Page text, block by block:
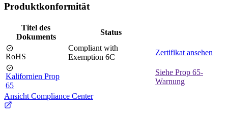
Produktkonformität
Titel des
Dokuments
Status
RoHS
Compliant with
Exemption 6C
Zertifikat ansehen
Kalifornien Prop
65
Siehe Prop 65-
Warnung
Ansicht Compliance Center